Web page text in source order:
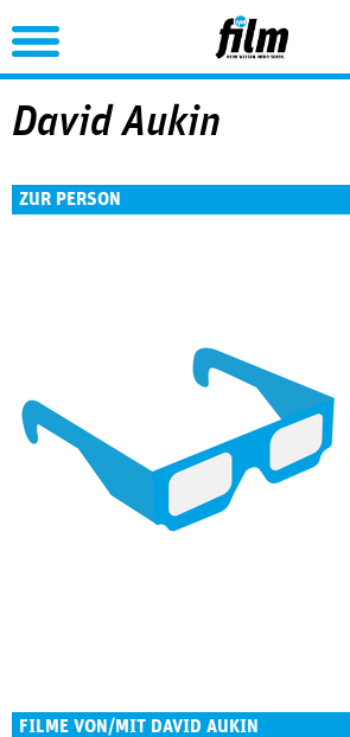
Jump to Navigation
David Aukin
ZUR PERSON
FILME VON/MIT DAVID AUKIN